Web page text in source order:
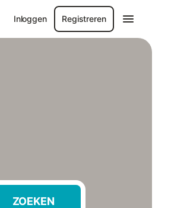
Inloggen Registreren
ZOEKEN